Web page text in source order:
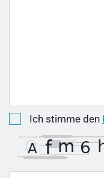
Ich stimme den